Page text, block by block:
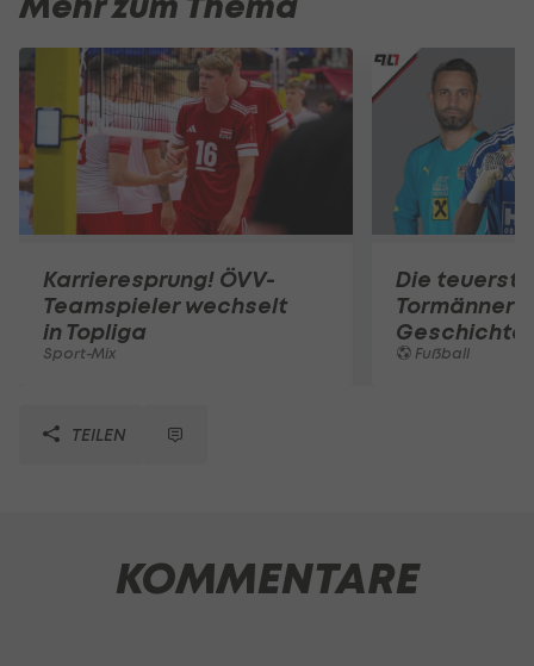
Karrieresprung! ÖVV-
Teamspieler wechselt
in Topliga
Sport-Mix
Die
Tormänner
Geschichte
Fußball
TEILEN
KOMMENTARE